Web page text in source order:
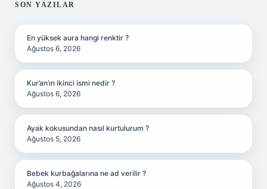
SIDEBAR
SON YAZILAR
En yüksek aura hangi renktir ?
Ağustos 6, 2026
Kur’an’ın ikinci ismi nedir ?
Ağustos 6, 2026
Ayak kokusundan nasıl kurtulurum ?
Ağustos 5, 2026
Bebek kurbağalarına ne ad verilir ?
Ağustos 4, 2026